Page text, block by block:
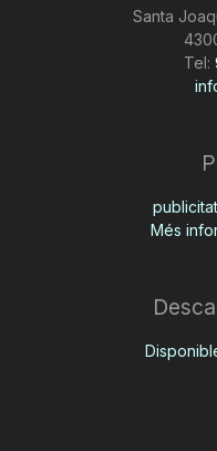
Santa
Tel:
Més